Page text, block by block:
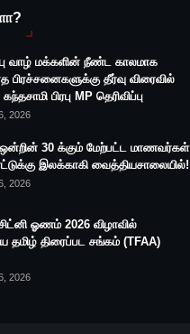
வாழ் மக்களின் நீண்ட காலமாக
பிரச்சனைகளுக்கு தீர்வு விரைவில்
பிரபு MP தெரிவிப்பு
2026
30 க்கும் மேற்பட்ட மாணவர்கள்
இலக்காகி வைத்தியசாலையில்!
2026
ஓணம் 2026 விழாவில்
தமிழ் திரைப்பட சங்கம் (TFAA)
2026